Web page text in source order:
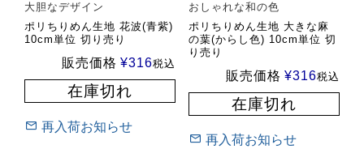
大胆なデザイン
ポリちりめん生地 花波(青紫)
10cm単位 切り売り
販売価格 ¥316税込
在庫切れ
再入荷お知らせ
おしゃれな和の色
ポリちりめん生地 大きな麻
の葉(からし色) 10cm単位 切
り売り
販売価格 ¥316税込
在庫切れ
再入荷お知らせ